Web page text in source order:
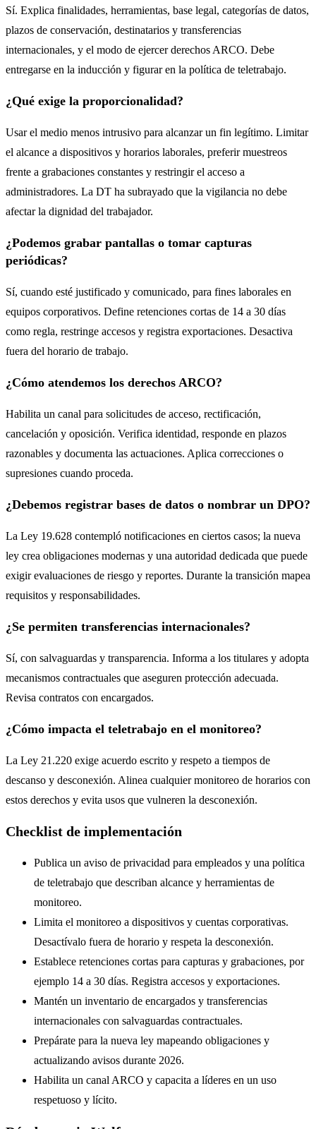
Sí. Explica finalidades, herramientas, base legal, categorías de datos,
plazos de conservación, destinatarios y transferencias
internacionales, y el modo de ejercer derechos ARCO. Debe
entregarse en la inducción y figurar en la política de teletrabajo.
¿Qué exige la proporcionalidad?
Usar el medio menos intrusivo para alcanzar un fin legítimo. Limitar
el alcance a dispositivos y horarios laborales, preferir muestreos
frente a grabaciones constantes y restringir el acceso a
administradores. La DT ha subrayado que la vigilancia no debe
afectar la dignidad del trabajador.
¿Podemos grabar pantallas o tomar capturas
periódicas?
Sí, cuando esté justificado y comunicado, para fines laborales en
equipos corporativos. Define retenciones cortas de 14 a 30 días
como regla, restringe accesos y registra exportaciones. Desactiva
fuera del horario de trabajo.
¿Cómo atendemos los derechos ARCO?
Habilita un canal para solicitudes de acceso, rectificación,
cancelación y oposición. Verifica identidad, responde en plazos
razonables y documenta las actuaciones. Aplica correcciones o
supresiones cuando proceda.
¿Debemos registrar bases de datos o nombrar un DPO?
La Ley 19.628 contempló notificaciones en ciertos casos; la nueva
ley crea obligaciones modernas y una autoridad dedicada que puede
exigir evaluaciones de riesgo y reportes. Durante la transición mapea
requisitos y responsabilidades.
¿Se permiten transferencias internacionales?
Sí, con salvaguardas y transparencia. Informa a los titulares y adopta
mecanismos contractuales que aseguren protección adecuada.
Revisa contratos con encargados.
¿Cómo impacta el teletrabajo en el monitoreo?
La Ley 21.220 exige acuerdo escrito y respeto a tiempos de
descanso y desconexión. Alinea cualquier monitoreo de horarios con
estos derechos y evita usos que vulneren la desconexión.
Checklist de implementación
Publica un aviso de privacidad para empleados y una política
de teletrabajo que describan alcance y herramientas de
monitoreo.
Limita el monitoreo a dispositivos y cuentas corporativas.
Desactívalo fuera de horario y respeta la desconexión.
Establece retenciones cortas para capturas y grabaciones, por
ejemplo 14 a 30 días. Registra accesos y exportaciones.
Mantén un inventario de encargados y transferencias
internacionales con salvaguardas contractuales.
Prepárate para la nueva ley mapeando obligaciones y
actualizando avisos durante 2026.
Habilita un canal ARCO y capacita a líderes en un uso
respetuoso y lícito.